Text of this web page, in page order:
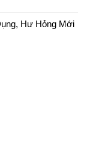
Hư Hỏng Mới